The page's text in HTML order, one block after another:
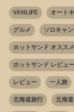
VANLIFE オート
グルメ ソロキャ
ホットサンド オススメ
ホットサンド レビュー
レビュー 一人旅
北海道旅行 北海